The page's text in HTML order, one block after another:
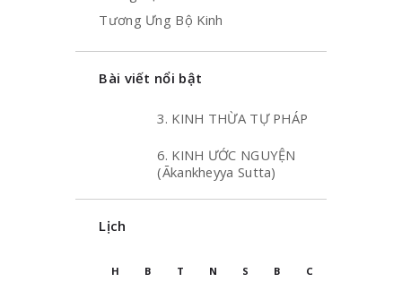
Tương Ưng Bộ Kinh
Bài viết nổi bật
3. KINH THỪA TỰ PHÁP
6. KINH ƯỚC NGUYỆN
(Ākankheyya Sutta)
Lịch
H B T N S B C